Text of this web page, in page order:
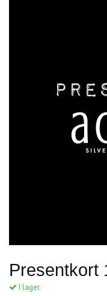
Presentkort
I lager.